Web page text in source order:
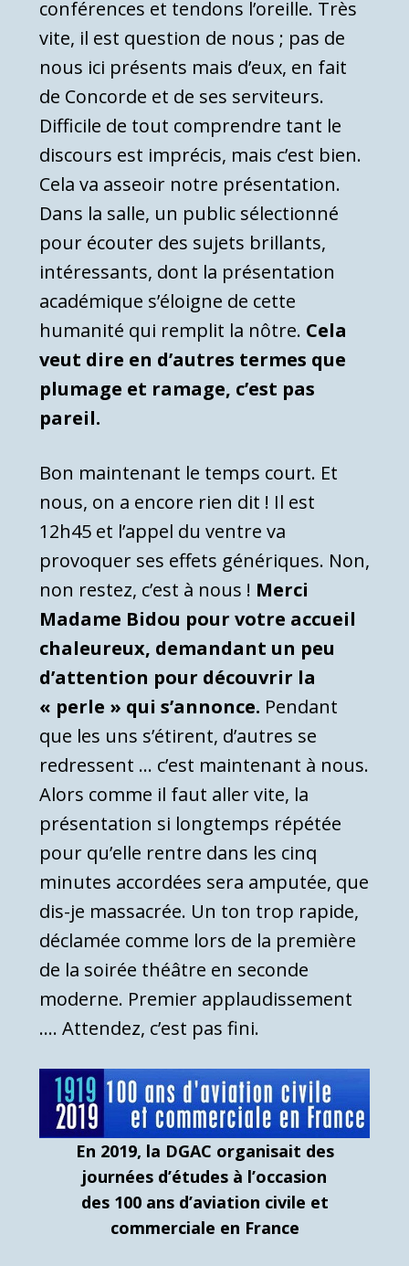
conférences et tendons l’oreille. Très
vite, il est question de nous ; pas de
nous ici présents mais d’eux, en fait
de Concorde et de ses serviteurs.
Difficile de tout comprendre tant le
discours est imprécis, mais c’est bien.
Cela va asseoir notre présentation.
Dans la salle, un public sélectionné
pour écouter des sujets brillants,
intéressants, dont la présentation
académique s’éloigne de cette
humanité qui remplit la nôtre. Cela
veut dire en d’autres termes que
plumage et ramage, c’est pas
pareil.
Bon maintenant le temps court. Et
nous, on a encore rien dit ! Il est
12h45 et l’appel du ventre va
provoquer ses effets génériques. Non,
non restez, c’est à nous ! Merci
Madame Bidou pour votre accueil
chaleureux, demandant un peu
d’attention pour découvrir la
« perle » qui s’annonce. Pendant
que les uns s’étirent, d’autres se
redressent … c’est maintenant à nous.
Alors comme il faut aller vite, la
présentation si longtemps répétée
pour qu’elle rentre dans les cinq
minutes accordées sera amputée, que
dis-je massacrée. Un ton trop rapide,
déclamée comme lors de la première
de la soirée théâtre en seconde
moderne. Premier applaudissement
…. Attendez, c’est pas fini.
En 2019, la DGAC organisait des
journées d’études à l’occasion
des 100 ans d’aviation civile et
commerciale en France